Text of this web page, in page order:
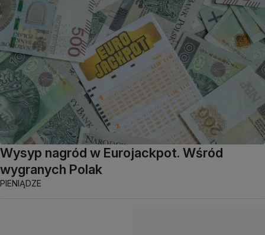
Wysyp nagród w Eurojackpot. Wśród
wygranych Polak
PIENIĄDZE